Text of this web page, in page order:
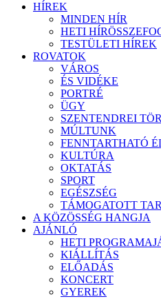
HÍREK
MINDEN HÍR
HETI
TESTÜLETI HÍREK
ROVATOK
VÁROS
ÉS VIDÉKE
PORTRÉ
ÜGY
SZENTENDREI
MÚLTUNK
FENNTARTHATÓ
KULTÚRA
OKTATÁS
SPORT
EGÉSZSÉG
TÁMOGATOTT
A KÖZÖSSÉG HANGJA
AJÁNLÓ
HETI
KIÁLLÍTÁS
ELŐADÁS
KONCERT
GYEREK